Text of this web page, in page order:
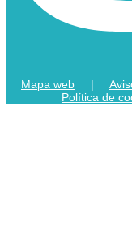
Mapa web |
Política de